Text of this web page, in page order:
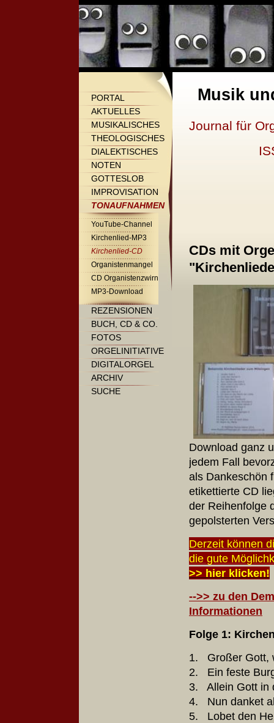
Musik
PORTAL
AKTUELLES
MUSIKALISCHES
THEOLOGISCHES
DIALEKTISCHES
NOTEN
GOTTESLOB
IMPROVISATION
TONAUFNAHMEN
YouTube-Channel
Kirchenlied-MP3
Kirchenlied-CD
Organistenmangel
CD Organistenzwirn
MP3-Download
REZENSIONEN
BUCH, CD & CO.
FOTOS
ORGELINITIATIVE
DIGITALORGEL
ARCHIV
SUCHE
Journal für
CDs mit
"
Download ganz
jedem Fall
als Dankeschön
etikettierte CD
der Reihenfolge
gepolsterten
Derzeit können
die gute
>> hier klicken!
-->> zu den
Informationen
Folge 1:
1. Großer Gott,
2. Ein feste
3. Allein Gott in
4. Nun danket
5. Lobet den